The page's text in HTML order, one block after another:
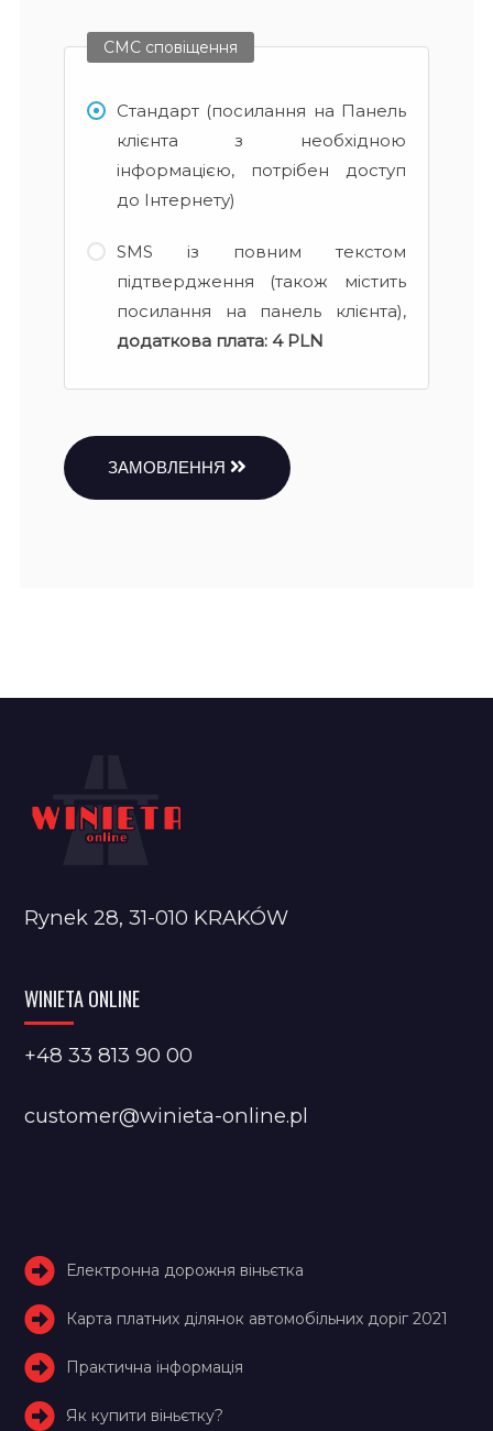
СМС сповіщення
Стандарт (посилання на Панель
клієнта з необхідною
інформацією, потрібен доступ
до Інтернету)
SMS із повним текстом
підтвердження (також містить
посилання на панель клієнта),
додаткова плата: 4 PLN
ЗАМОВЛЕННЯ
Rynek 28, 31-010 KRAKÓW
WINIETA ONLINE
+48 33 813 90 00
customer@winieta-online.pl
Електронна дорожня віньєтка
Карта платних ділянок автомобільних доріг 2021
Практична інформація
Як купити віньєтку?